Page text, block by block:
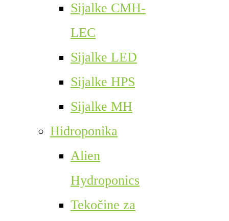
Sijalke CMH-
LEC
Sijalke LED
Sijalke HPS
Sijalke MH
Hidroponika
Alien
Hydroponics
Tekočine za